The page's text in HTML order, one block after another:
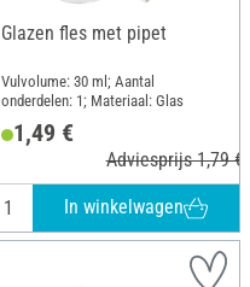
Glazen fles met pipet
Vulvolume: 30 ml; Aantal
onderdelen: 1; Materiaal: Glas
1,49 €
Adviesprijs 1,79 €
In winkelwagen